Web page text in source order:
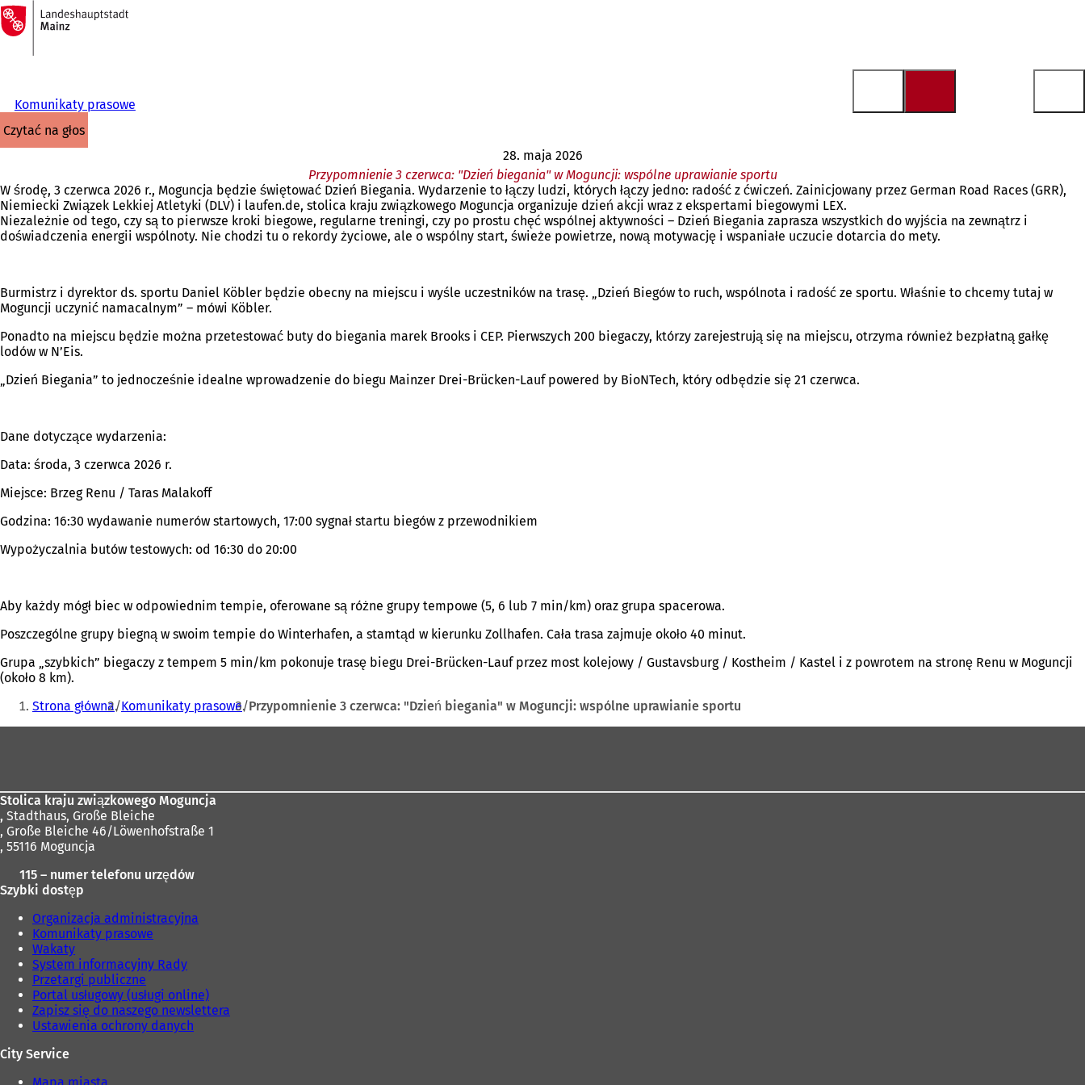
Przejdź do treści
Do
strony
głównej
Komunikaty prasowe
czytać na głos
28. maja 2026
Przypomnienie 3 czerwca: "Dzień biegania" w Moguncji: wspólne uprawianie sportu
W środę, 3 czerwca 2026 r., Moguncja będzie świętować Dzień Biegania. Wydarzenie to łączy ludzi, których łączy jedno: radość z ćwiczeń. Zainicjowany przez German Road Races (GRR),
Niemiecki Związek Lekkiej Atletyki (DLV) i laufen.de, stolica kraju związkowego Moguncja organizuje dzień akcji wraz z ekspertami biegowymi LEX.
Niezależnie od tego, czy są to pierwsze kroki biegowe, regularne treningi, czy po prostu chęć wspólnej aktywności – Dzień Biegania zaprasza wszystkich do wyjścia na zewnątrz i
doświadczenia energii wspólnoty. Nie chodzi tu o rekordy życiowe, ale o wspólny start, świeże powietrze, nową motywację i wspaniałe uczucie dotarcia do mety.
Burmistrz i dyrektor ds. sportu Daniel Köbler będzie obecny na miejscu i wyśle uczestników na trasę. „Dzień Biegów to ruch, wspólnota i radość ze sportu. Właśnie to chcemy tutaj w
Moguncji uczynić namacalnym” – mówi Köbler.
Ponadto na miejscu będzie można przetestować buty do biegania marek Brooks i CEP. Pierwszych 200 biegaczy, którzy zarejestrują się na miejscu, otrzyma również bezpłatną gałkę
lodów w N’Eis.
„Dzień Biegania” to jednocześnie idealne wprowadzenie do biegu Mainzer Drei-Brücken-Lauf powered by BioNTech, który odbędzie się 21 czerwca.
Dane dotyczące wydarzenia:
Data: środa, 3 czerwca 2026 r.
Miejsce: Brzeg Renu / Taras Malakoff
Godzina: 16:30 wydawanie numerów startowych, 17:00 sygnał startu biegów z przewodnikiem
Wypożyczalnia butów testowych: od 16:30 do 20:00
Aby każdy mógł biec w odpowiednim tempie, oferowane są różne grupy tempowe (5, 6 lub 7 min/km) oraz grupa spacerowa.
Poszczególne grupy biegną w swoim tempie do Winterhafen, a stamtąd w kierunku Zollhafen. Cała trasa zajmuje około 40 minut.
Grupa „szybkich” biegaczy z tempem 5 min/km pokonuje trasę biegu Drei-Brücken-Lauf przez most kolejowy / Gustavsburg / Kostheim / Kastel i z powrotem na stronę Renu w Moguncji
(około 8 km).
Jesteś
tutaj:
Strona główna Komunikaty prasowe Przypomnienie 3 czerwca: "Dzień biegania" w Moguncji: wspólne uprawianie sportu
Stolica kraju związkowego Moguncja
, Stadthaus, Große Bleiche
, Große Bleiche 46/Löwenhofstraße 1
, 55116 Moguncja
115 – numer telefonu urzędów
Szybki dostęp
Organizacja administracyjna
Komunikaty prasowe
Wakaty
System informacyjny Rady
Przetargi publiczne
Portal usługowy (usługi online)
Zapisz się do naszego newslettera
Ustawienia ochrony danych
City Service